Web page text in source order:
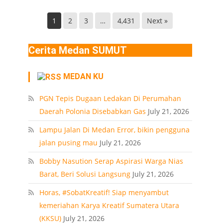
Serdang
Ledakan
Rumah
Polonia
PT
1 2 3 … 4,431 Next »
Cerita Medan SUMUT
MEDAN KU
PGN Tepis Dugaan Ledakan Di Perumahan
Daerah Polonia Disebabkan Gas July 21, 2026
Lampu Jalan Di Medan Error, bikin pengguna
jalan pusing mau July 21, 2026
Bobby Nasution Serap Aspirasi Warga Nias
Barat, Beri Solusi Langsung July 21, 2026
Horas, #SobatKreatif! Siap menyambut
kemeriahan Karya Kreatif Sumatera Utara
(KKSU) July 21, 2026